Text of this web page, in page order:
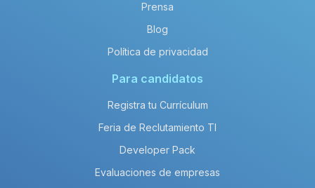
Prensa
Blog
Política de privacidad
Para candidatos
Registra tu Currículum
Feria de Reclutamiento TI
Developer Pack
Evaluaciones de empresas